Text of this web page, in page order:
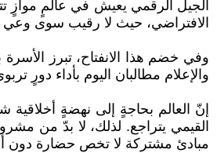
الجيل الرقمي يعيش في عالمٍ موازٍ
الافتراضي، حيث لا رقيب سوى وعي
وفي خضم هذا الانفتاح، تبرز الأسرة
والإعلام مطالبان اليوم بأداء دورٍ
إنّ العالم بحاجةٍ إلى نهضةٍ أخلاقية
القيمي يتراجع. لذلك، لا بدّ من
مبادئ مشتركة لا تخص حضارة دون